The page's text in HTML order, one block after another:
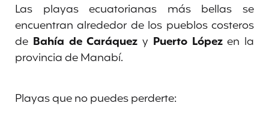
Las playas ecuatorianas más bellas se
encuentran alrededor de los pueblos costeros
de Bahía de Caráquez y Puerto Lópezen la
provincia de Manabí.
Playas que no puedes perderte: